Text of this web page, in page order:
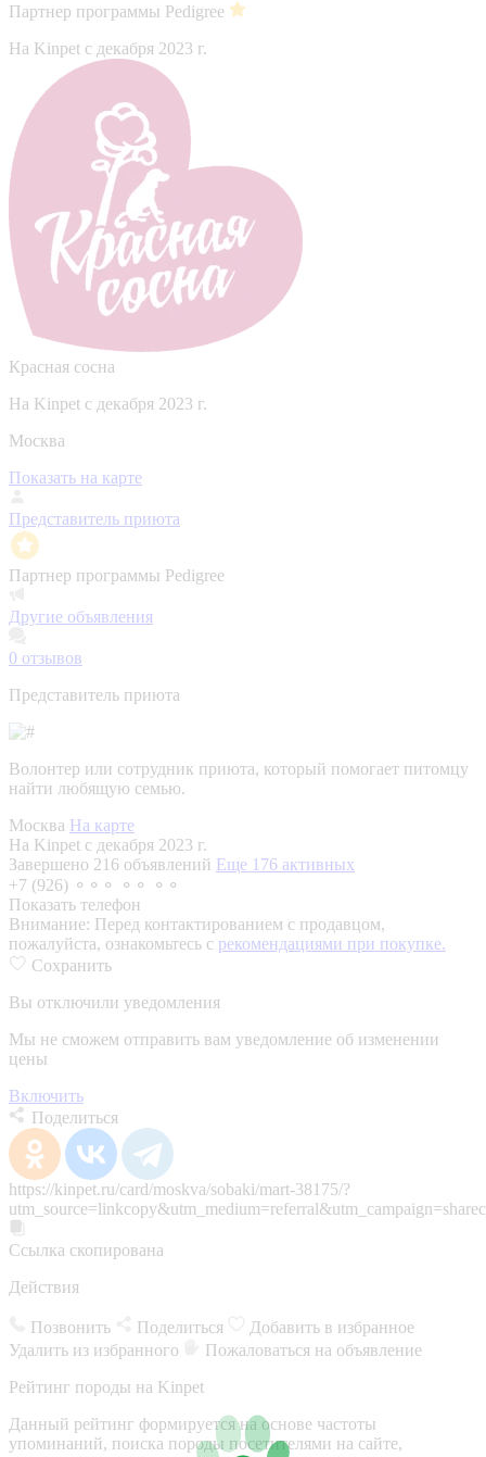
Партнер программы Pedigree
На Kinpet c декабря 2023 г.
Красная сосна
На Kinpet c декабря 2023 г.
Москва
Показать на карте
Представитель приюта
Партнер программы Pedigree
Другие объявления
0 отзывов
Представитель приюта
Волонтер или сотрудник приюта, который помогает питомцу
найти любящую семью.
Москва На карте
На Kinpet c декабря 2023 г.
Завершено 216 объявлений Еще 176 активных
+7 (926) ⚬⚬⚬ ⚬⚬ ⚬⚬
Показать телефон
Внимание: Перед контактированием с продавцом,
пожалуйста, ознакомьтесь с рекомендациями при покупке.
Сохранить
Вы отключили уведомления
Мы не сможем отправить вам уведомление об изменении
цены
Включить
Поделиться
https://kinpet.ru/card/moskva/sobaki/mart-38175/?
Ссылка скопирована
Действия
Позвонить Поделиться
Добавить в избранное
Удалить из избранного
Пожаловаться на объявление
Рейтинг породы на Kinpet
Данный рейтинг формируется на основе частоты
упоминаний, поиска породы посетителями на сайте,